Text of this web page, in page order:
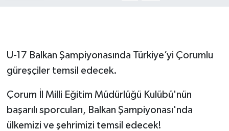
U-17 Balkan Şampiyonasında Türkiye’yi Çorumlu
güreşçiler temsil edecek.
Çorum İl Milli Eğitim Müdürlüğü Kulübü'nün
başarılı sporcuları, Balkan Şampiyonası'nda
ülkemizi ve şehrimizi temsil edecek!